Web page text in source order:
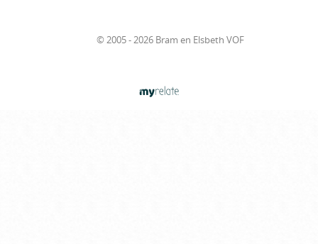
© 2005 - 2026 Bram en Elsbeth VOF